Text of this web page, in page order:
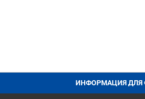
ИНФОРМАЦИЯ ДЛЯ